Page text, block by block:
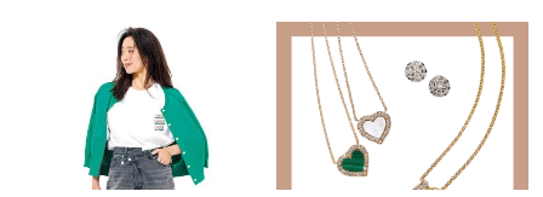
【40代のTシャツコーデ】超ビッグサイズ×きれ
いめハーフパンツでモードに昇華
Fashion
スタイリストが本気で推す！40代がほどよく華
やぐ【甘め黒アイテム】3選